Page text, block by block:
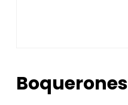
Boquerones